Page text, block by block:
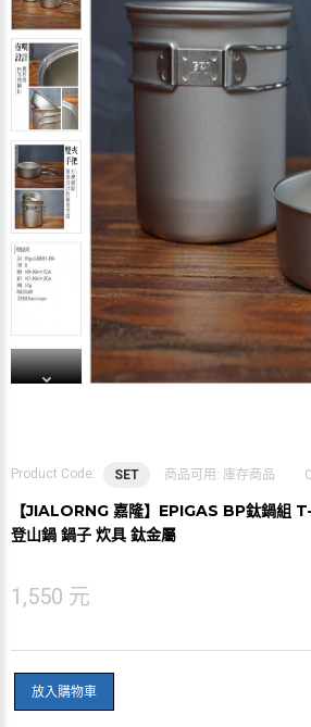
Product Code: SET 商品可用: 庫存商品
【JIALORNG 嘉隆】EPIGAS BP鈦鍋組
登山鍋 鍋子 炊具 鈦金屬
1,550 元
放入購物車